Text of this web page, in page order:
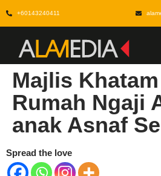
+60143240411
Majlis
Rumah Ngaji
anak Asnaf
Spread the love